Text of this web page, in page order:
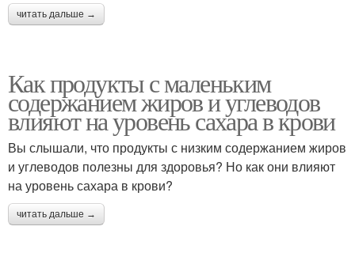
читать дальше →
Как продукты с маленьким
содержанием жиров и углеводов
влияют на уровень сахара в крови
Вы слышали, что продукты с низким содержанием жиров
и углеводов полезны для здоровья? Но как они влияют
на уровень сахара в крови?
читать дальше →